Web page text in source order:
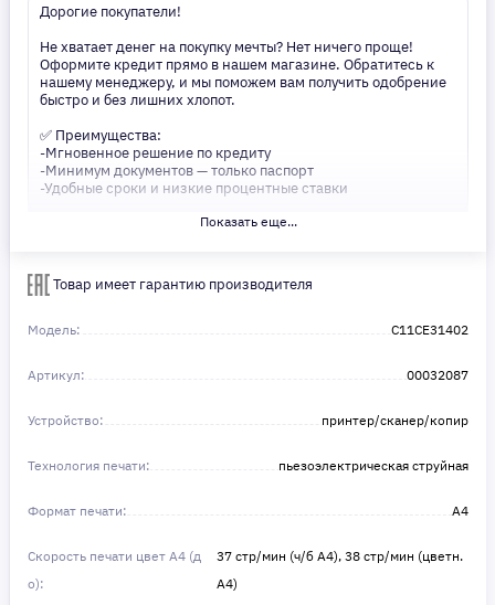
Дорогие покупатели!
Не хватает денег на покупку мечты? Нет ничего проще!
Оформите кредит прямо в нашем магазине. Обратитесь к
нашему менеджеру, и мы поможем вам получить одобрение
быстро и без лишних хлопот.
✅ Преимущества:
-Мгновенное решение по кредиту
-Минимум документов — только паспорт
-Удобные сроки и низкие процентные ставки
Не откладывайте свои желания на потом! Получите то, что
Показать еще...
Товар имеет гарантию производителя
Модель: C11CE31402
Артикул: 00032087
Устройство: принтер/сканер/копир
Технология печати: пьезоэлектрическая струйная
Формат печати: A4
Скорость печати цвет А4 (д
о):
37 стр/мин (ч/б А4), 38 стр/мин (цветн.
А4)